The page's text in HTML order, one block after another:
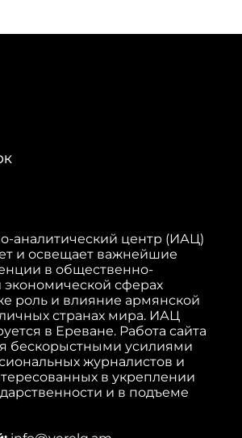
аналитический центр (ИАЦ)
и освещает важнейшие
в общественно-
экономической сферах
роль и влияние армянской
странах мира. ИАЦ
в Ереване. Работа сайта
бескорыстными усилиями
журналистов и
в укреплении
и в подъеме